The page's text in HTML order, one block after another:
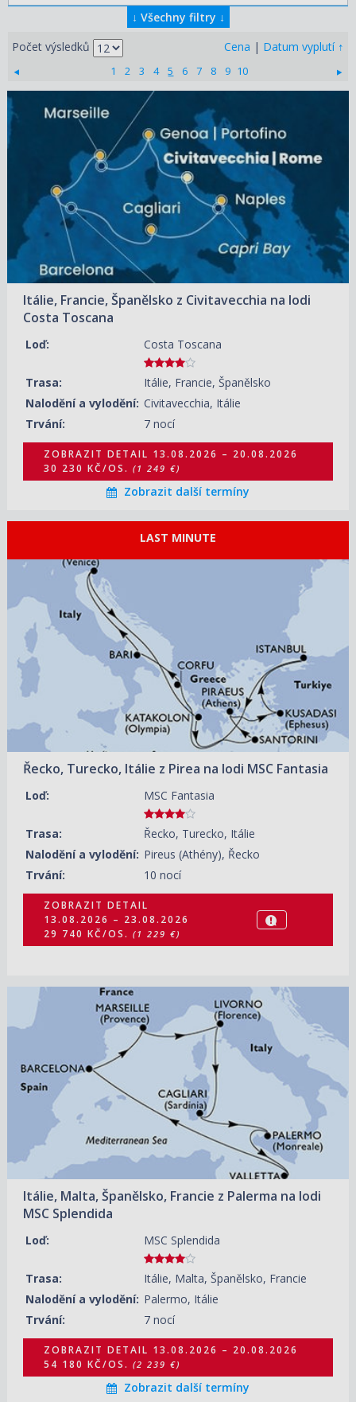
↓ Všechny filtry ↓
Cena | Datum vyplutí ↑
Počet výsledků
1 2 3 4 5 6 7 8 9 10
Itálie, Francie, Španělsko z Civitavecchia na lodi
Costa Toscana
Loď: Costa Toscana
Trasa:
Itálie, Francie, Španělsko
Nalodění a vylodění: Civitavecchia, Itálie
Trvání:
7 nocí
ZOBRAZIT DETAIL
13.08.2026 – 20.08.2026
30 230 KČ/OS.
(1 249 €)
ZOBRAZIT DETAIL
20.08.2026 – 27.08.2026
29 740 KČ/OS.
(1 229 €)
ZOBRAZIT DETAIL
27.08.2026 – 03.09.2026
27 560 KČ/OS.
(1 139 €)
ZOBRAZIT DETAIL 13.08.2026 – 20.08.2026
30 230 KČ/OS. (1 249 €)
Zobrazit další termíny
LAST MINUTE
Řecko, Turecko, Itálie z Pirea na lodi MSC Fantasia
Loď: MSC Fantasia
Trasa:
Řecko, Turecko, Itálie
Nalodění a vylodění: Pireus (Athény), Řecko
Trvání:
10 nocí
13.08.2026 – 23.08.2026
29 740 KČ/OS.
ZOBRAZIT DETAIL
13.08.2026 – 23.08.2026
29 740 KČ/OS. (1 229 €)
Itálie, Malta, Španělsko, Francie z Palerma na lodi
MSC Splendida
Loď: MSC Splendida
Trasa:
Itálie, Malta, Španělsko, Francie
Nalodění a vylodění: Palermo, Itálie
Trvání:
7 nocí
ZOBRAZIT DETAIL
13.08.2026 – 20.08.2026
54 180 KČ/OS.
(2 239 €)
ZOBRAZIT DETAIL
20.08.2026 – 27.08.2026
42 570 KČ/OS.
(1 759 €)
ZOBRAZIT DETAIL
10.09.2026 – 17.09.2026
32 650 KČ/OS.
(1 349 €)
ZOBRAZIT DETAIL
17.09.2026 – 24.09.2026
39 420 KČ/OS.
(1 629 €)
ZOBRAZIT DETAIL
24.09.2026 – 01.10.2026
ZOBRAZIT DETAIL
01.10.2026 – 08.10.2026
(1 149 €)
(949 €)
ZOBRAZIT DETAIL 13.08.2026 – 20.08.2026
54 180 KČ/OS. (2 239 €)
Zobrazit další termíny